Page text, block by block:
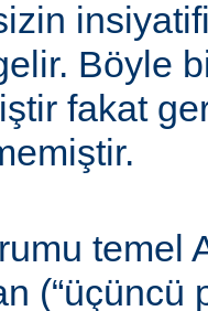
Böyle
fakat
temel
(“üçüncü